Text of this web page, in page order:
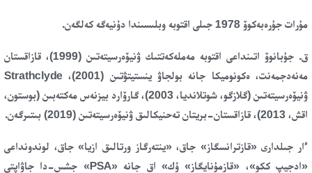
مۇرات جۇرەبەكوۆ 1978 جىلى اقتوبە وبلىسىندا دۇنيەگە كەلگەن.
ق. جۇبانوۆ اتىنداعى اقتوبە مەملەكەتتىك ۋنيۆەرسيتەتىن (1999)، قازاقستان
مەنەدجمەنت، ەكونوميكا جانە بولجاۋ ينستيتۋتىن (2001)، Strathclyde
ۋنيۆەرسيتەتىن (گلازگو، شوتلانديا، 2003)، گارۆارد بيزنەس مەكتەبىن (بوستون،
اقش، 2013)، قازاقستان-بريتان تەحنيكالىق ۋنيۆەرسيتەتىن (2019) بىتىرگەن.
ءار جىلدارى «قازترانسگاز» جاق، «ينتەرگاز ورتالىق ازيا» جاق، لوندونداعى
«ادجيپ ككو»، «قازمۇنايگاز» ۇك» اق جانە «PSA» جشس-دا جاۋاپتى